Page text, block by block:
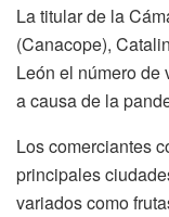
La titular de la
(Canacope),
León el número de
a causa de la
Los comerciantes
principales
variados como